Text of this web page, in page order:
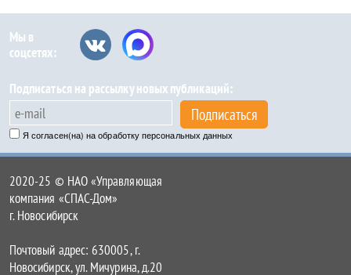
Мы в
соцсетях:
Подписаться на рассылку новых публикаций:
Подписаться
Я согласен(на) на обработку персональных данных
2020-25 © НАО «Управляющая
компания «СПАС-Дом»
г. Новосибирск
Почтовый адрес: 630005, г.
Новосибирск, ул. Мичурина, д.20